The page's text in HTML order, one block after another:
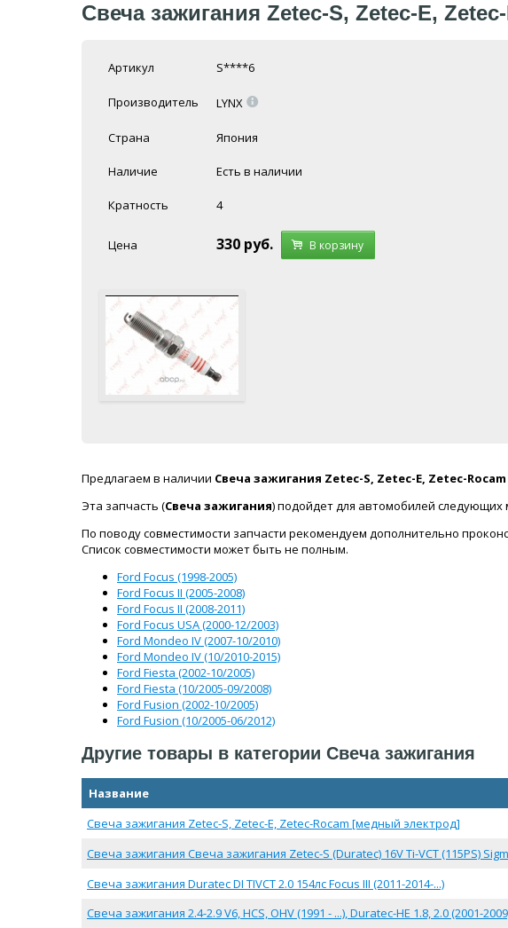
Свеча зажигания Zetec-S, Zetec-E,
Артикул S****6
Производитель LYNX =
Страна Япония
Наличие Есть в наличии
Кратность 4
Цена 330 руб. В корзину
Предлагаем в наличии Свеча зажигания Zetec-S, Zetec-E, Zetec-
Эта запчасть (Свеча зажигания) подойдет для автомобилей следующих
По поводу совместимости запчасти рекомендуем дополнительно
Список совместимости может быть не полным.
Ford Focus (1998-2005)
Ford Focus II (2005-2008)
Ford Focus II (2008-2011)
Ford Focus USA (2000-12/2003)
Ford Mondeo IV (2007-10/2010)
Ford Mondeo IV (10/2010-2015)
Ford Fiesta (2002-10/2005)
Ford Fiesta (10/2005-09/2008)
Ford Fusion (2002-10/2005)
Ford Fusion (10/2005-06/2012)
Другие товары в категории Свеча зажигания
Название
Свеча зажигания Zetec-S, Zetec-E, Zetec-Rocam [медный электрод]
Свеча зажигания Свеча зажигания Zetec-S (Duratec) 16V Ti-VCT (115PS)
Свеча зажигания Duratec DI TIVCT 2.0 154лс Focus III (2011-2014-...)
Свеча зажигания 2.4-2.9 V6, HCS, OHV (1991 - ...), Duratec-HE 1.8, 2.0 (2001-